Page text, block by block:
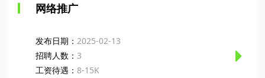
网络推广
发布日期： 2025-02-13
招聘人数： 3
工资待遇： 8-15K